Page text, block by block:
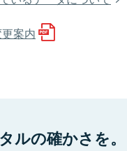
案内
ルの確かさを。